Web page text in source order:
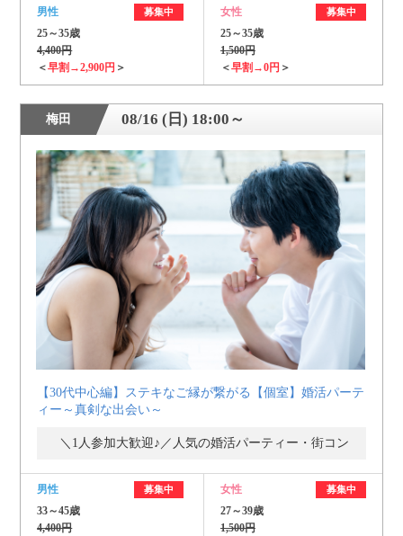
男性 募集中
25～35歳
4,400円
＜早割→2,900円 ＞
女性 募集中
25～35歳
1,500円
＜早割→0円 ＞
梅田 08/16 (日) 18:00～
【30代中心編】ステキなご縁が繋がる【個室】婚活パーテ
ィー～真剣な出会い～
＼1人参加大歓迎♪／人気の婚活パーティー・街コン
男性 募集中
33～45歳
4,400円
女性 募集中
27～39歳
1,500円